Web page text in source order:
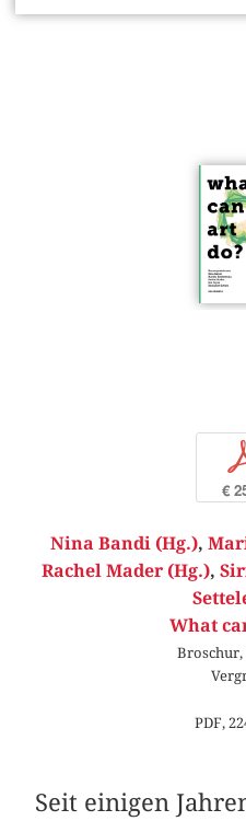
€
Nina Bandi (Hg.),
Rachel Mader (Hg.),
What
Broschur,
PDF,
Seit einigen